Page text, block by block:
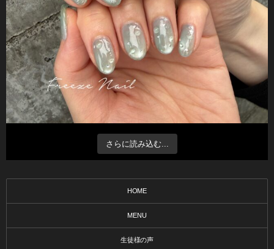
さらに読み込む...
HOME
MENU
生徒様の声